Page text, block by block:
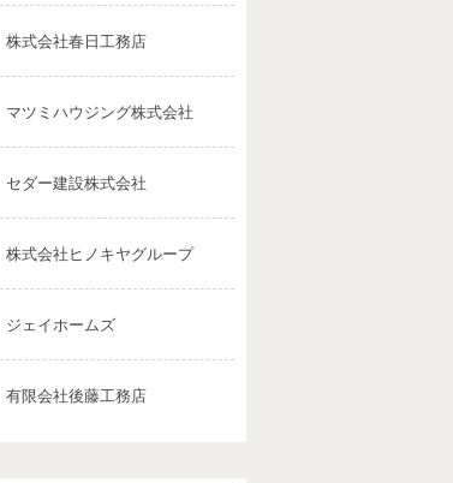
株式会社春日工務店
マツミハウジング株式会社
セダー建設株式会社
株式会社ヒノキヤグループ
ジェイホームズ
有限会社後藤工務店